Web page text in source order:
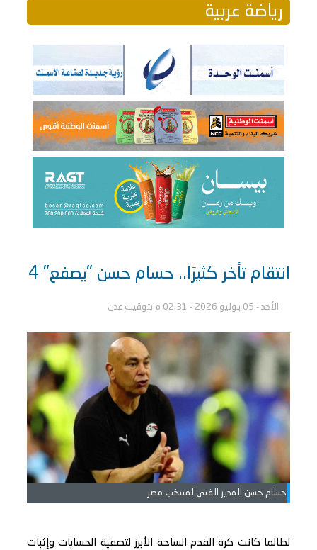
رياضة عربية
انتقام تأخر كثيرًا.. حسام حسن "يصفع" 4
الأحد - 05 يوليو 2026 - 02:31 م بتوقيت عدن
حسام حسن المدير الفني لمنتخب مصر
لطالما كانت كرة القدم الساحة الأبرز لتصفية الحسابات وإثبات